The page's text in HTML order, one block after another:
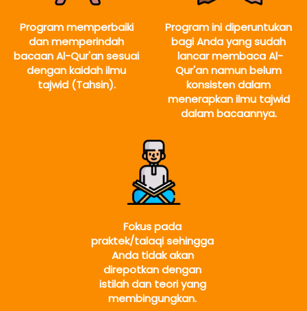
Program memperbaiki
dan memperindah
bacaan Al-Qur'an sesuai
dengan kaidah ilmu
tajwid (Tahsin).
Program ini diperuntukan
bagi Anda yang sudah
lancar membaca Al-
Qur'an namun belum
konsisten dalam
menerapkan ilmu tajwid
dalam bacaannya.
Fokus pada
praktek/talaqi sehingga
Anda tidak akan
direpotkan dengan
istilah dan teori yang
membingungkan.